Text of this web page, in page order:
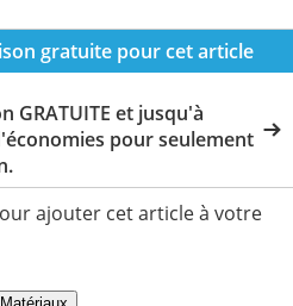
gratuite pour cet article
GRATUITE et jusqu'à
pour seulement
ajouter cet article à votre